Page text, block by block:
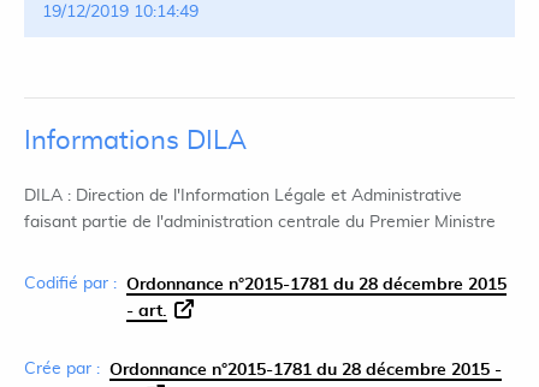
19/12/2019 10:14:49
Informations DILA
DILA : Direction de l'Information Légale et Administrative
faisant partie de l'administration centrale du Premier Ministre
Codifié par : Ordonnance n°2015-1781 du 28 décembre 2015
- art.
Crée par : Ordonnance n°2015-1781 du 28 décembre 2015 -